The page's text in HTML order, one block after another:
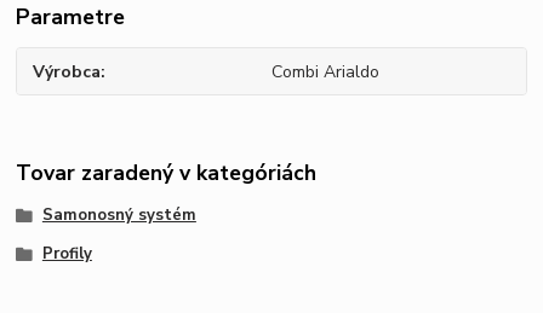
Parametre
Výrobca Combi Arialdo
Tovar zaradený v kategóriách
Samonosný systém
Profily